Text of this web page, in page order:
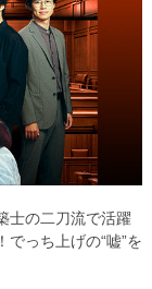
士の二刀流で活躍
っち上げの“嘘”を